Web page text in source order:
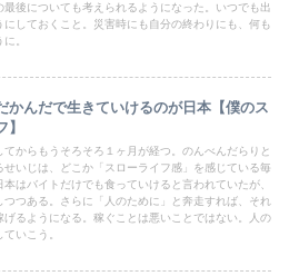
最後についても考えられるようになった。いつでも出
にしておくこと。災害時にも自分の終わりにも、何も
。
かんだで生きていけるのが日本【僕のス
】
てからもうそろそろ１ヶ月が経つ。のんべんだらりと
せいじは、どこか「スローライフ感」を感じている毎
本はバイトだけでも食っていけると言われていたが、
つつある。さらに「人のために」と奔走すれば、それ
げるようになる。稼ぐことは悪いことではない。人の
いこう。